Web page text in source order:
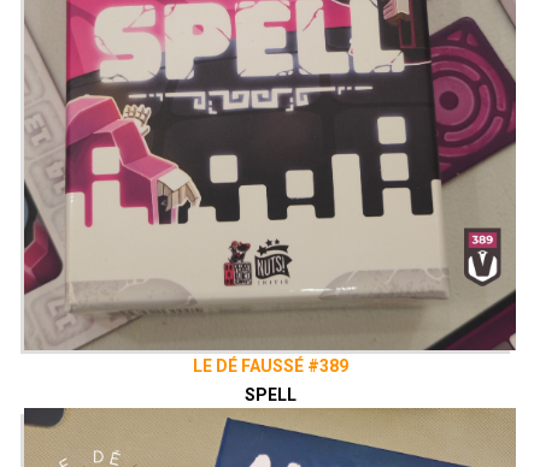
LE DÉ FAUSSÉ #389
SPELL